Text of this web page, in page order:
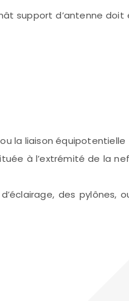
support d’antenne doit
la liaison équipotentielle
à l’extrémité de la
des pylônes,